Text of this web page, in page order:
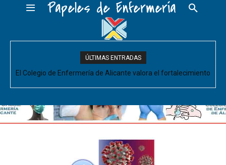
Papeles de Enfermería
ÚLTIMAS ENTRADAS
El Colegio de Enfermería de Alicante valora el fortalecimiento
acompañe de decisiones estructurales para...